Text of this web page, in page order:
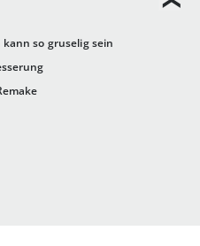
kann so gruselig sein